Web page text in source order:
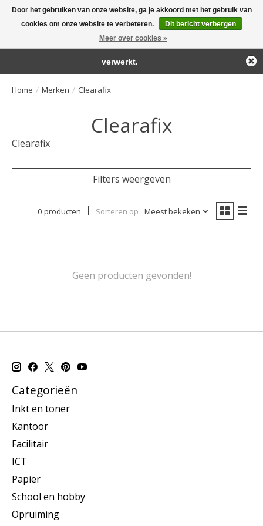
Large selection of products and fast shipping!
Home / Merken / Clearafix
Clearafix
Clearafix
Filters weergeven
0 producten Sorteren op Meest bekeken
Geen producten gevonden!
Categorieën
Inkt en toner
Kantoor
Facilitair
ICT
Papier
School en hobby
Opruiming
Door het gebruiken van onze website, ga je akkoord met het gebruik van
cookies om onze website te verbeteren.
Dit bericht verbergen
Meer over cookies »
← Keer terug naar de backofficeDeze winkel is in aanbouw.
Eventueel geplaatste orders zullen niet worden gehonoreerd of
verwerkt.